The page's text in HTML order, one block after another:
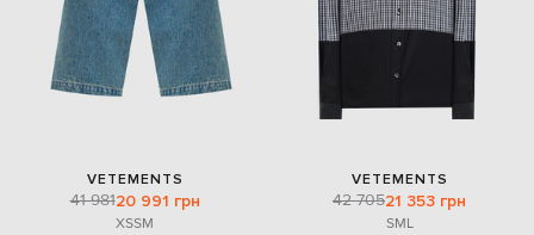
VETEMENTS
41 98120 991 грн
XSSM
VETEMENTS
42 70521 353 грн
SML